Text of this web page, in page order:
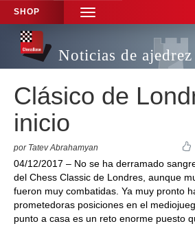
SHOP
TOGGLE
NAVIGATION
Noticias de ajedrez
Clásico de
inicio
por Tatev Abrahamyan
04/12/2017 – No se ha derramado
del Chess Classic de Londres, aunque
fueron muy combatidas. Ya muy pronto
prometedoras posiciones en el
punto a casa es un reto enorme puesto